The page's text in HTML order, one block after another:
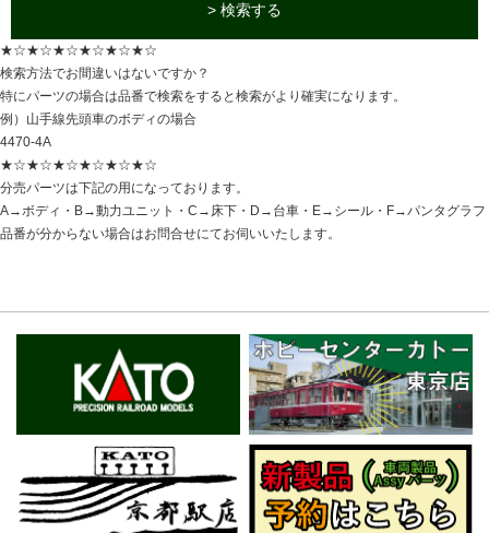
> 検索する
★☆★☆★☆★☆★☆★☆
検索方法でお間違いはないですか？
特にパーツの場合は品番で検索をすると検索がより確実になります。
例）山手線先頭車のボディの場合
4470-4A
★☆★☆★☆★☆★☆★☆
分売パーツは下記の用になっております。
A→ボディ・B→動力ユニット・C→床下・D→台車・E→シール・F→パンタグラフ
品番が分からない場合はお問合せにてお伺いいたします。